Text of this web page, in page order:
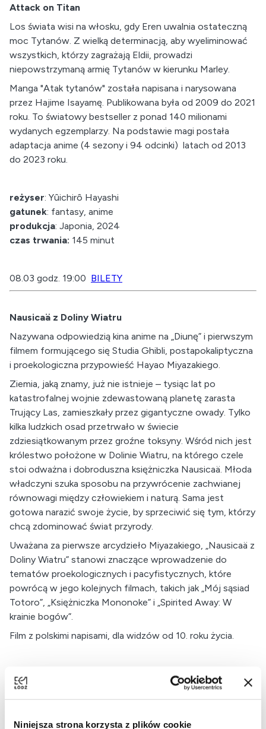
Niniejsza strona korzysta z plików cookie
Attack on Titan
Los świata wisi na włosku, gdy Eren uwalnia ostateczną
moc Tytanów. Z wielką determinacją, aby wyeliminować
wszystkich, którzy zagrażają Eldii, prowadzi
niepowstrzymaną armię Tytanów w kierunku Marley.
Manga "Atak tytanów" została napisana i narysowana
przez Hajime Isayamę. Publikowana była od 2009 do 2021
roku. To światowy bestseller z ponad 140 milionami
wydanych egzemplarzy. Na podstawie magi postała
adaptacja anime (4 sezony i 94 odcinki) latach od 2013
do 2023 roku.
reżyser: Yûichirô Hayashi
gatunek: fantasy, anime
produkcja: Japonia, 2024
czas trwania: 145 minut
08.03 godz. 19:00 BILETY
Nausicaä z Doliny Wiatru
Nazywana odpowiedzią kina anime na „Diunę” i pierwszym
filmem formującego się Studia Ghibli, postapokaliptyczna
i proekologiczna przypowieść Hayao Miyazakiego.
Ziemia, jaką znamy, już nie istnieje – tysiąc lat po
katastrofalnej wojnie zdewastowaną planetę zarasta
Trujący Las, zamieszkały przez gigantyczne owady. Tylko
kilka ludzkich osad przetrwało w świecie
zdziesiątkowanym przez groźne toksyny. Wśród nich jest
królestwo położone w Dolinie Wiatru, na którego czele
stoi odważna i dobroduszna księżniczka Nausicaä. Młoda
władczyni szuka sposobu na przywrócenie zachwianej
równowagi między człowiekiem i naturą. Sama jest
gotowa narazić swoje życie, by sprzeciwić się tym, którzy
chcą zdominować świat przyrody.
Uważana za pierwsze arcydzieło Miyazakiego, „Nausicaä z
Doliny Wiatru” stanowi znaczące wprowadzenie do
tematów proekologicznych i pacyfistycznych, które
powrócą w jego kolejnych filmach, takich jak „Mój sąsiad
Totoro”, „Księżniczka Mononoke” i „Spirited Away: W
krainie bogów”.
Film z polskimi napisami, dla widzów od 10. roku życia.
reżyser
gatunek
produkcja: Japonia, 1984